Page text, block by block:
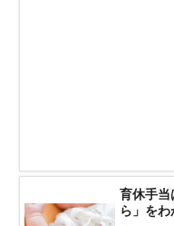
育休手当
ら」を